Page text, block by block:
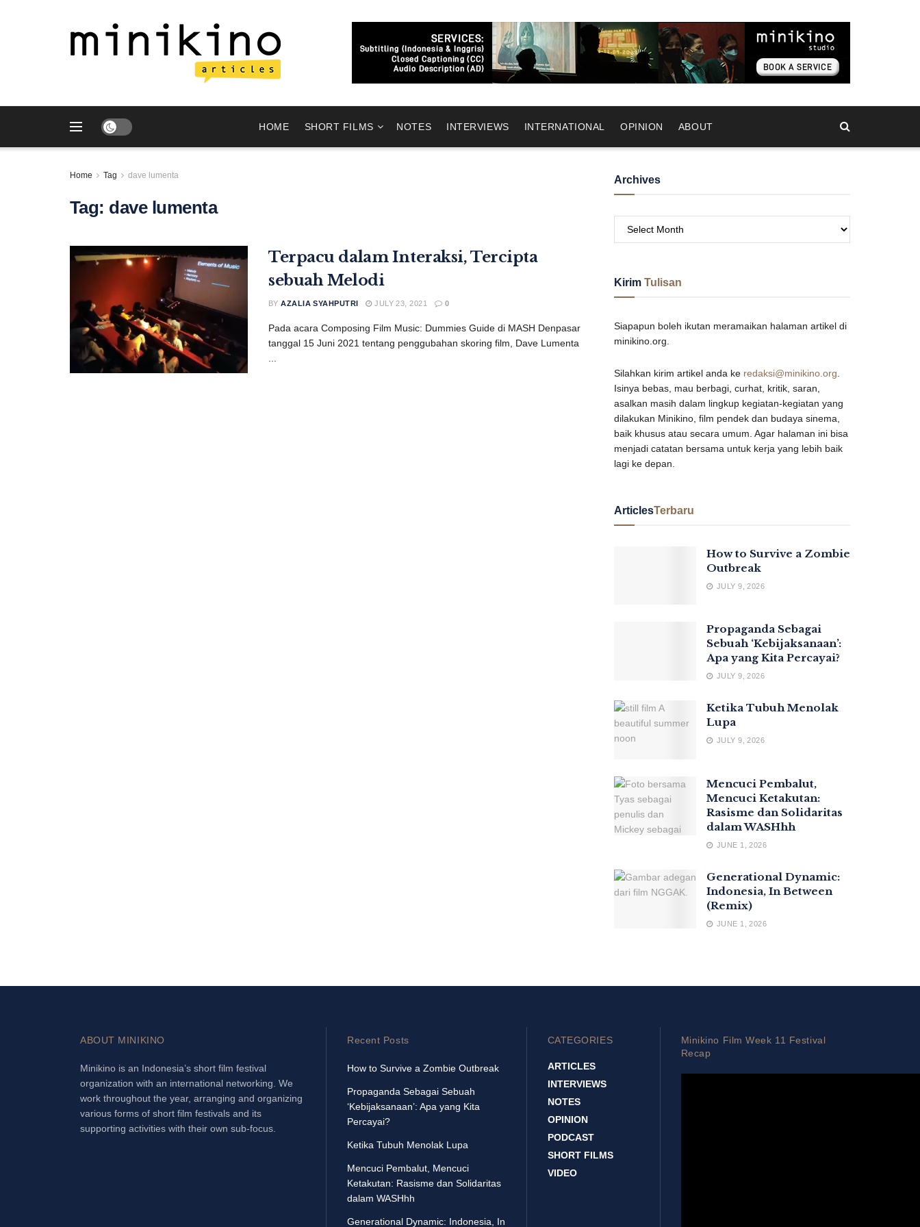
HOME SHORT FILMS NOTES INTERVIEWS INTERNATIONAL OPINION ABOUT
Home Tag dave lumenta
Tag: dave lumenta
Terpacu dalam Interaksi, Tercipta
sebuah Melodi
BY AZALIA SYAHPUTRI JULY 23, 2021 0
Pada acara Composing Film Music: Dummies Guide di MASH Denpasar
tanggal 15 Juni 2021 tentang penggubahan skoring film, Dave Lumenta
Archives
Kirim Tulisan
Siapapun boleh ikutan meramaikan halaman artikel di
minikino.org.
Silahkan kirim artikel anda ke redaksi@minikino.org
Isinya bebas, mau berbagi, curhat, kritik, saran,
asalkan masih dalam lingkup kegiatan-kegiatan yang
dilakukan Minikino, film pendek dan budaya sinema,
baik khusus atau secara umum. Agar halaman ini bisa
menjadi catatan bersama untuk kerja yang lebih baik
lagi ke depan.
ArticlesTerbaru
How to Survive a Zombie
Outbreak
JULY 9, 2026
Propaganda Sebagai
Sebuah ‘Kebijaksanaan’:
Apa yang Kita Percayai?
JULY 9, 2026
Ketika Tubuh Menolak
Lupa
JULY 9, 2026
Mencuci Pembalut,
Mencuci Ketakutan:
Rasisme dan Solidaritas
dalam WASHhh
JUNE 1, 2026
Generational Dynamic:
Indonesia, In Between
(Remix)
JUNE 1, 2026
ABOUT MINIKINO
Minikino is an Indonesia’s short film festival
organization with an international networking. We
work throughout the year, arranging and organizing
various forms of short film festivals and its
supporting activities with their own sub-focus.
Recent Posts
How to Survive a Zombie Outbreak
Propaganda Sebagai Sebuah
‘Kebijaksanaan’: Apa yang Kita
Percayai?
Ketika Tubuh Menolak Lupa
Mencuci Pembalut, Mencuci
Ketakutan: Rasisme dan Solidaritas
dalam WASHhh
Generational Dynamic: Indonesia, In
CATEGORIES
ARTICLES
INTERVIEWS
NOTES
OPINION
PODCAST
SHORT FILMS
VIDEO
Minikino Film Week 11 Festival
Recap